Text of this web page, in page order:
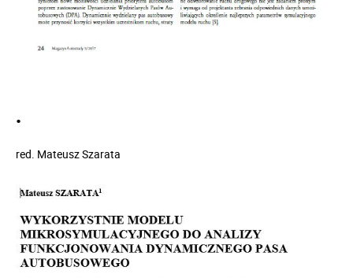
.
red. Mateusz Szarata